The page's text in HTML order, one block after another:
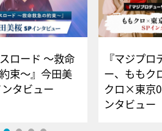
スロード ～救命
束～』今田美
ンタビュー
『マジプロ
ー、ももク
クロ×東京
ンタビュー